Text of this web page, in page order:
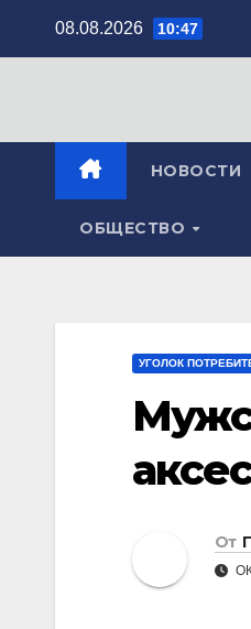
08.08.2026 10:47
НОВОСТИ
ОБЩЕСТВО
УГОЛОК
От